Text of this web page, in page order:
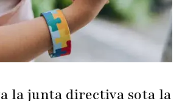
la junta directiva sota la